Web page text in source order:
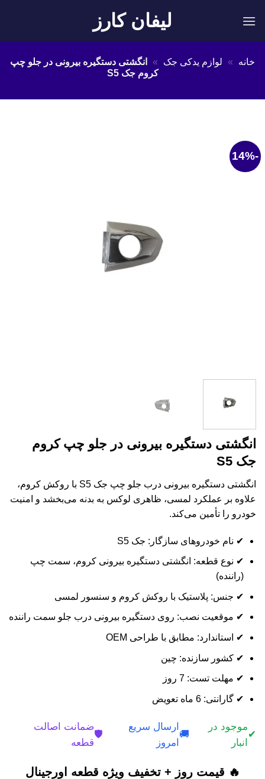
لیفان کارز
خانه » لوازم یدکی جک »
انگشتی دستگیره بیرونی در جلو چپ
کروم جک S5
-14%
انگشتی دستگیره بیرونی در جلو چپ کروم
جک S5
انگشتی دستگیره بیرونی درب جلو چپ جک S5 با روکش کروم،
علاوه بر عملکرد لمسی، ظاهری لوکس به بدنه می‌بخشد و امنیت
خودرو را تأمین می‌کند.
✔ نام خودروهای سازگار: جک S5
✔ نوع قطعه: انگشتی دستگیره بیرونی کروم، سمت چپ
(راننده)
✔ جنس: پلاستیک با روکش کروم و سنسور لمسی
✔ موقعیت نصب: روی دستگیره بیرونی درب جلو سمت راننده
✔ استاندارد: مطابق با طراحی OEM
✔ کشور سازنده: چین
✔ مهلت تست: 7 روز
✔ گارانتی: 6 ماه تعویض
✔
موجود در
انبار
🚚
ارسال سریع
امروز
🛡️
ضمانت اصالت
قطعه
🔥 قیمت روز + تخفیف ویژه قطعه اورجینال